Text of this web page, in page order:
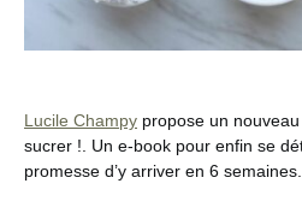
Lucile Champy propose un
sucrer !. Un e-book pour enfin se
promesse d’y arriver en 6 semaines.